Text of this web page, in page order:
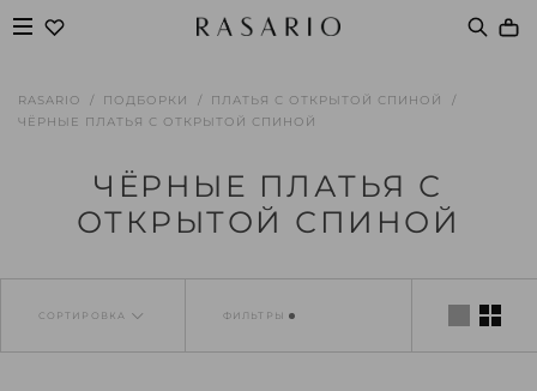
RASARIO ПОДБОРКИ
ПЛАТЬЯ С ОТКРЫТОЙ СПИНОЙ
ЧЁРНЫЕ ПЛАТЬЯ С ОТКРЫТОЙ СПИНОЙ
ЧЁРНЫЕ ПЛАТЬЯ С
ОТКРЫТОЙ СПИНОЙ
СОРТИРОВКА ФИЛЬТРЫ